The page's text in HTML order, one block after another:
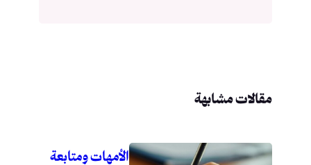
مقالات مشابهة
الأمهات ومتابعة